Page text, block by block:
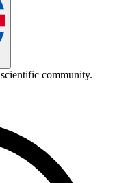
community.